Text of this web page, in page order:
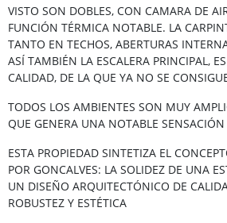
VISTO SON DOBLES, CON CAMARA DE
FUNCIÓN TÉRMICA NOTABLE. LA
TANTO EN TECHOS, ABERTURAS
ASÍ TAMBIÉN LA ESCALERA PRINCIPAL,
CALIDAD, DE LA QUE YA NO SE
TODOS LOS AMBIENTES SON MUY
QUE GENERA UNA NOTABLE
ESTA PROPIEDAD SINTETIZA EL
POR GONCALVES: LA SOLIDEZ DE UNA
UN DISEÑO ARQUITECTÓNICO DE
ROBUSTEZ Y ESTÉTICA